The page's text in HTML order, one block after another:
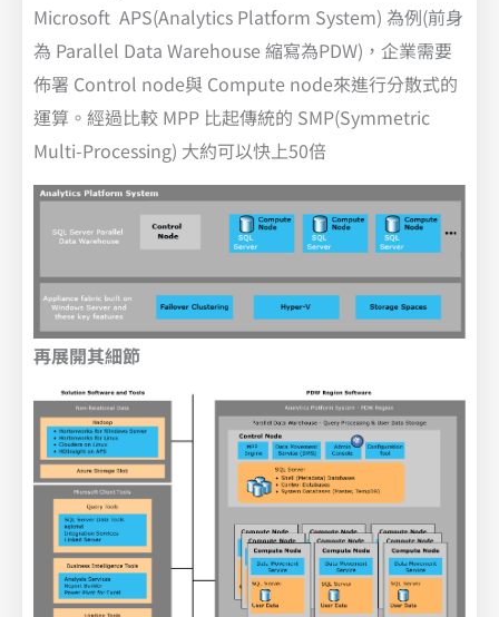
Microsoft APS(Analytics Platform System) 為例(前身
為 Parallel Data Warehouse 縮寫為PDW)，企業需要
佈署 Control node與 Compute node來進行分散式的
運算。經過比較 MPP 比起傳統的 SMP(Symmetric
Multi-Processing) 大約可以快上50倍
再展開其細節